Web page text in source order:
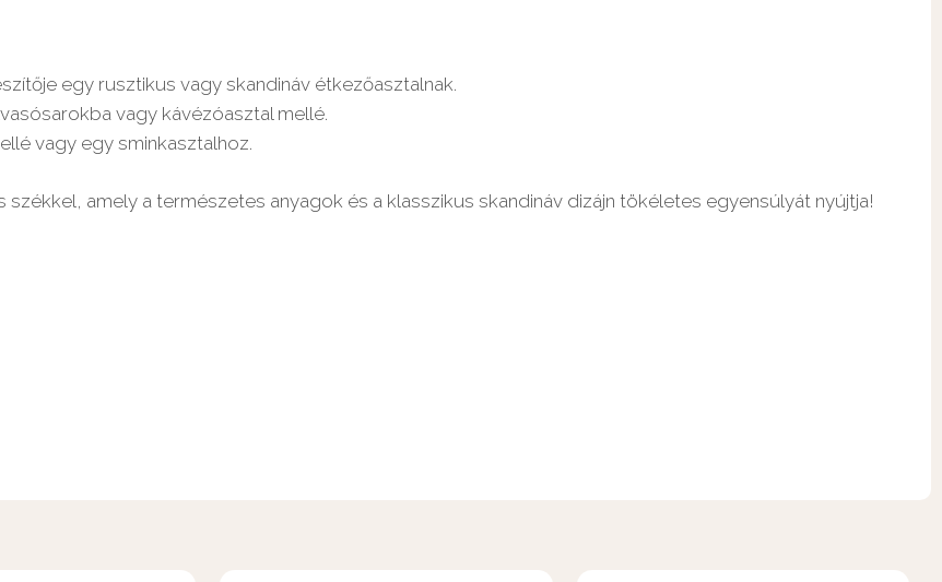
egy rusztikus vagy skandináv étkezőasztalnak.
vagy kávézóasztal mellé.
vagy egy sminkasztalhoz.
amely a természetes anyagok és a klasszikus skandináv dizájn tökéletes egyensúlyát nyújtja!